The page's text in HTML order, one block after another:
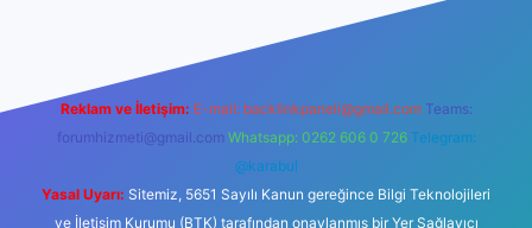
Reklam ve İletişim: E-mail: backlinkpaneli@gmail.com Teams:
forumhizmeti@gmail.com Whatsapp: 0262 606 0 726 Telegram:
@karabul
Yasal Uyarı: Sitemiz, 5651 Sayılı Kanun gereğince Bilgi Teknolojileri
ve İletişim Kurumu (BTK) tarafından onaylanmış bir Yer Sağlayıcı